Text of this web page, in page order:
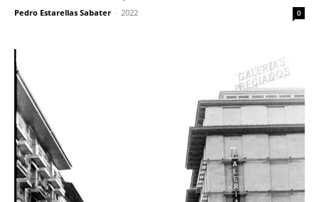
Pedro Estarellas Sabater - 2022 0